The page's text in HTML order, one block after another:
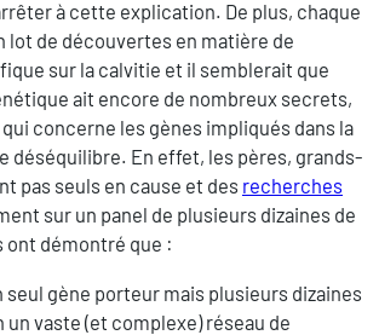
à cette explication. De plus, chaque
lot de découvertes en matière de
sur la calvitie et il semblerait que
ait encore de nombreux secrets,
concerne les gènes impliqués dans la
déséquilibre. En effet, les pères, grands-
pas seuls en cause et des recherches
sur un panel de plusieurs dizaines de
ont démontré que :
seul gène porteur mais plusieurs dizaines
un vaste (et complexe) réseau de